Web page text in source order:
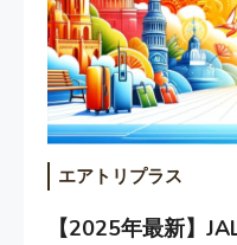
エアトリプラス
【2025年最新】